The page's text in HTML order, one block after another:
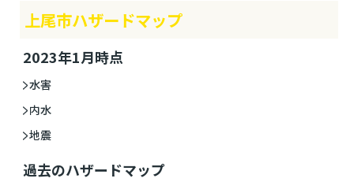
上尾市ハザードマップ
2023年1月時点
水害
内水
地震
過去のハザードマップ